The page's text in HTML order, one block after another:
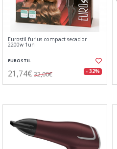
Eurostil furius compact secador
2200w 1un
EUROSTIL
21,74€ 32,00€ - 32%